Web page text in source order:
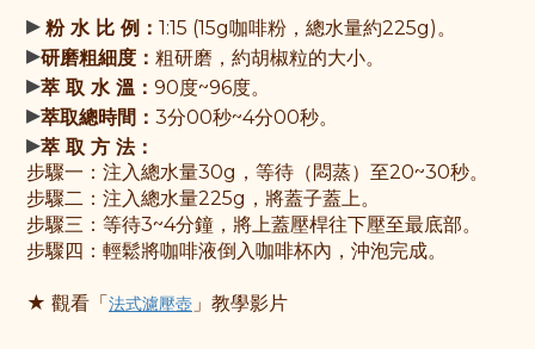
▸ 粉 水 比 例： 1:15 (15g咖啡粉，總水量約225g)。
▸研磨粗細度： 粗研磨，約胡椒粒的大小。
▸萃 取 水 溫： 90度~96度。
▸萃取總時間： 3分00秒~4分00秒。
▸萃 取 方 法：
步驟一： 注入總水量30g，等待（悶蒸）至20~30秒。
步驟二： 注入總水量225g，將蓋子蓋上。
步驟三： 等待3~4分鐘，將上蓋壓桿往下壓至最底部。
步驟 四： 輕鬆將咖啡液倒入咖啡杯內，沖泡完成。
★ 觀看「 法式濾壓壺 」教學影片